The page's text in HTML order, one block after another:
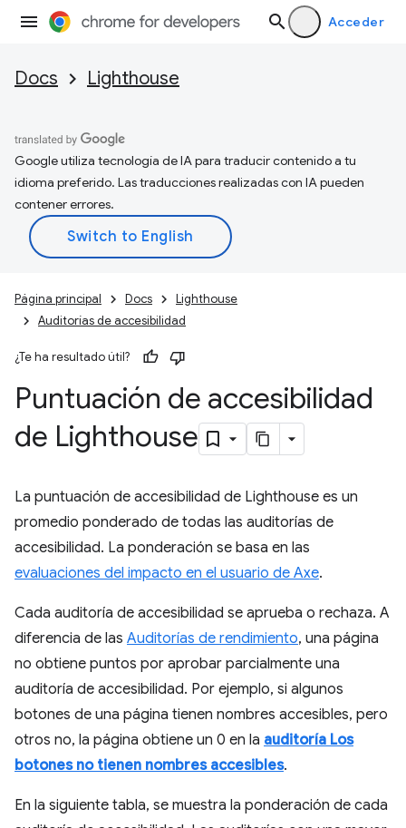
Acceder
Docs Lighthouse
Google utiliza tecnología de IA para traducir contenido a tu
idioma preferido. Las traducciones realizadas con IA pueden
contener errores.
Página principal Docs
Lighthouse
Auditorías de accesibilidad
¿Te ha resultado útil?
Puntuación de accesibilidad
de Lighthouse
La puntuación de accesibilidad de Lighthouse es un
promedio ponderado de todas las auditorías de
accesibilidad. La ponderación se basa en las
evaluaciones del impacto en el usuario de Axe.
Cada auditoría de accesibilidad se aprueba o rechaza. A
diferencia de las Auditorías de rendimiento, una página
no obtiene puntos por aprobar parcialmente una
auditoría de accesibilidad. Por ejemplo, si algunos
botones de una página tienen nombres accesibles, pero
otros no, la página obtiene un 0 en la auditoría Los
botones no tienen nombres accesibles.
En la siguiente tabla, se muestra la ponderación de cada